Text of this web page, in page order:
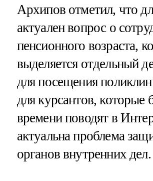
Архипов отметил, что
актуален вопрос о
пенсионного возраста,
выделяется отдельный
для посещения
для курсантов, которые
времени поводят в
актуальна проблема
органов внутренних дел.